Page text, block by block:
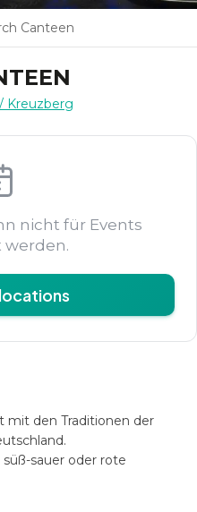
Canteen
/ Kreuzberg
nicht für Events
werden.
mit den Traditionen der
sauer oder rote